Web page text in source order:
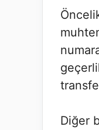
Diğer